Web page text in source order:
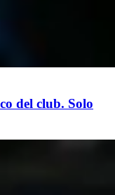
del club. Solo